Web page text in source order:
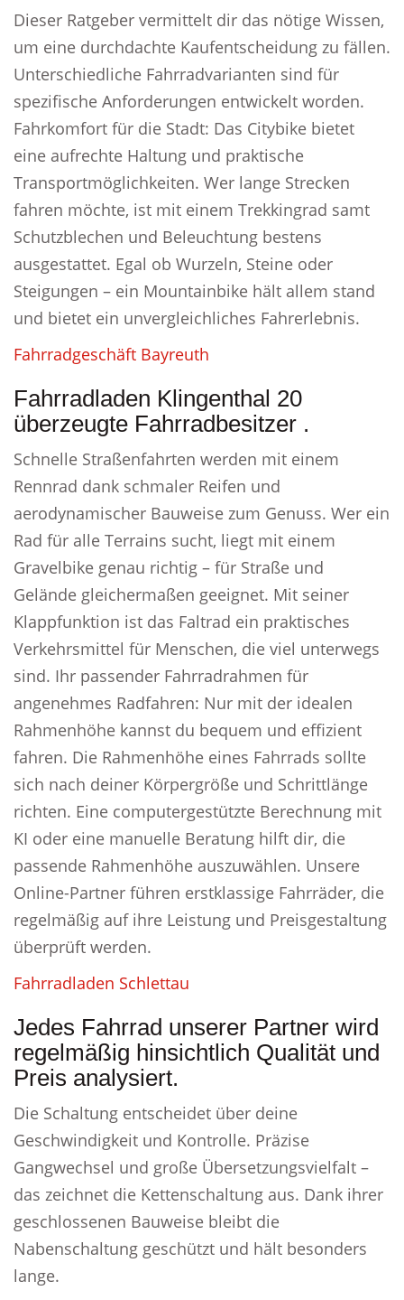
Dieser Ratgeber vermittelt dir das nötige Wissen,
um eine durchdachte Kaufentscheidung zu fällen.
Unterschiedliche Fahrradvarianten sind für
spezifische Anforderungen entwickelt worden.
Fahrkomfort für die Stadt: Das Citybike bietet
eine aufrechte Haltung und praktische
Transportmöglichkeiten. Wer lange Strecken
fahren möchte, ist mit einem Trekkingrad samt
Schutzblechen und Beleuchtung bestens
ausgestattet. Egal ob Wurzeln, Steine oder
Steigungen – ein Mountainbike hält allem stand
und bietet ein unvergleichliches Fahrerlebnis.
Fahrradgeschäft Bayreuth
Fahrradladen Klingenthal 20
überzeugte Fahrradbesitzer .
Schnelle Straßenfahrten werden mit einem
Rennrad dank schmaler Reifen und
aerodynamischer Bauweise zum Genuss. Wer ein
Rad für alle Terrains sucht, liegt mit einem
Gravelbike genau richtig – für Straße und
Gelände gleichermaßen geeignet. Mit seiner
Klappfunktion ist das Faltrad ein praktisches
Verkehrsmittel für Menschen, die viel unterwegs
sind. Ihr passender Fahrradrahmen für
angenehmes Radfahren: Nur mit der idealen
Rahmenhöhe kannst du bequem und effizient
fahren. Die Rahmenhöhe eines Fahrrads sollte
sich nach deiner Körpergröße und Schrittlänge
richten. Eine computergestützte Berechnung mit
KI oder eine manuelle Beratung hilft dir, die
passende Rahmenhöhe auszuwählen. Unsere
Online-Partner führen erstklassige Fahrräder, die
regelmäßig auf ihre Leistung und Preisgestaltung
überprüft werden.
Fahrradladen Schlettau
Jedes Fahrrad unserer Partner wird
regelmäßig hinsichtlich Qualität und
Preis analysiert.
Die Schaltung entscheidet über deine
Geschwindigkeit und Kontrolle. Präzise
Gangwechsel und große Übersetzungsvielfalt –
das zeichnet die Kettenschaltung aus. Dank ihrer
geschlossenen Bauweise bleibt die
Nabenschaltung geschützt und hält besonders
lange.